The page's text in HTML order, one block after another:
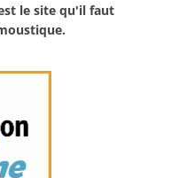
le site qu'il faut